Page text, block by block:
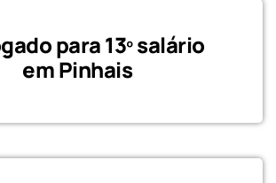
para 13º salário
em Pinhais